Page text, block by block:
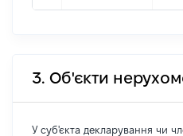
3. Об'єкти
У суб'єкта декларування чи